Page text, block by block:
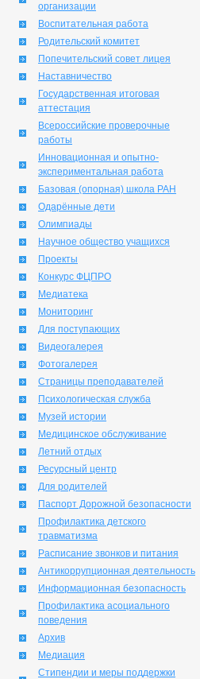
организации
Воспитательная работа
Родительский комитет
Попечительский совет лицея
Наставничество
Государственная итоговая
аттестация
Всероссийские проверочные
работы
Инновационная и опытно-
экспериментальная работа
Базовая (опорная) школа РАН
Одарённые дети
Олимпиады
Научное общество учащихся
Проекты
Конкурс ФЦПРО
Медиатека
Мониторинг
Для поступающих
Видеогалерея
Фотогалерея
Страницы преподавателей
Психологическая служба
Музей истории
Медицинское обслуживание
Летний отдых
Ресурсный центр
Для родителей
Паспорт Дорожной безопасности
Профилактика детского
травматизма
Расписание звонков и питания
Антикоррупционная деятельность
Информационная безопасность
Профилактика асоциального
поведения
Архив
Медиация
Стипендии и меры поддержки